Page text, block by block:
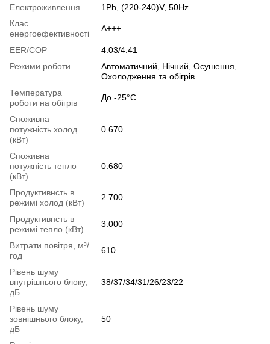
Електроживлення
1Ph, (220-240)V, 50Hz
Клас
енергоефективності
A+++
EER/COP
4.03/4.41
Режими роботи
Автоматичний, Нічний, Осушення,
Охолодження та обігрів
Температура
роботи на обігрів
До -25°C
Споживна
потужність холод
(кВт)
0.670
Споживна
потужність тепло
(кВт)
0.680
Продуктивнсть в
режимі холод (кВт)
2.700
Продуктивнсть в
режимі тепло (кВт)
3.000
Витрати повітря, м³/
год
610
Рівень шуму
внутрішнього блоку,
дБ
38/37/34/31/26/23/22
Рівень шуму
зовнішнього блоку,
дБ
50